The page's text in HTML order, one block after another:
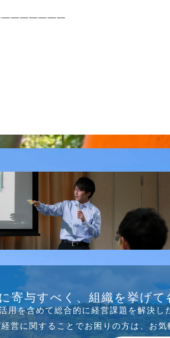
SNS研究会を行
寄与すべく、組織を挙げ
⽤を含めて総合的に経営課題を解決
営に関することでお困りの⽅は、お気